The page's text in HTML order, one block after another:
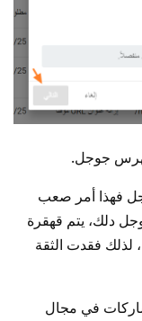
فهرس جوجل.
فهذا أمر صعب
دلك، يتم قهقرة
موقعك في البحث وتصنيفه على أنه SPAM ، لذلك فقدت الثقة
في مجال